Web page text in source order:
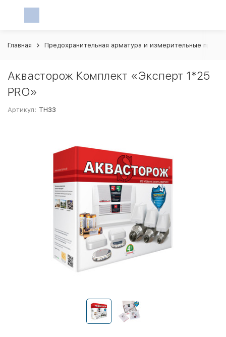
Главная Предохранительная арматура и измерительные
Аквасторож Комплект «Эксперт 1*25
PRO»
Артикул: ТН33